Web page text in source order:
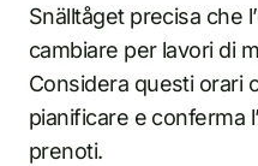
Snälltåget precisa che
cambiare per lavori di
Considera questi orari
pianificare e conferma
prenoti.